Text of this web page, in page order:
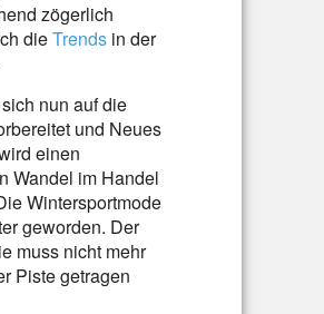
zögerlich
dieTrends in der
nun auf die
und Neues
einen
Wandel im Handel
Wintersportmode
geworden. Der
muss nicht mehr
Piste getragen